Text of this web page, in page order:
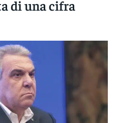
di una cifra